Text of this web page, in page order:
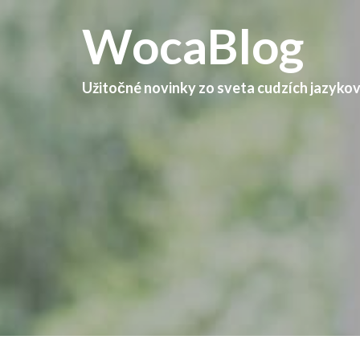
WocaBlog
Užitočné novinky zo sveta cudzích jazykov